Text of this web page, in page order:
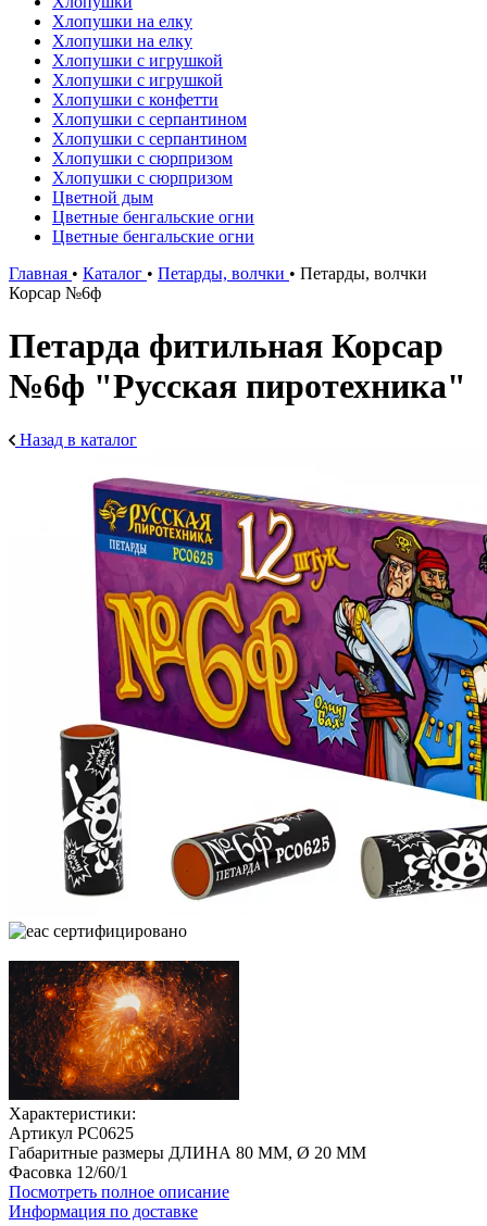
Хлопушки на елку
Хлопушки на елку
Хлопушки с игрушкой
Хлопушки с игрушкой
Хлопушки с конфетти
Хлопушки с серпантином
Хлопушки с серпантином
Хлопушки с сюрпризом
Хлопушки с сюрпризом
Цветной дым
Цветные бенгальские огни
Цветные бенгальские огни
Главная • Каталог • Петарды, волчки • Петарды, волчки
Корсар №6ф
Петарда фитильная Корсар
№6ф "Русская пиротехника"
Назад в каталог
cертифицировано
Характеристики:
Артикул РС0625
Габаритные размеры ДЛИНА 80 ММ, Ø 20 ММ
Фасовка 12/60/1
Посмотреть полное описание
Информация по доставке